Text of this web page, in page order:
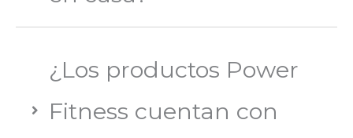
¿Los productos Power
Fitness cuentan con